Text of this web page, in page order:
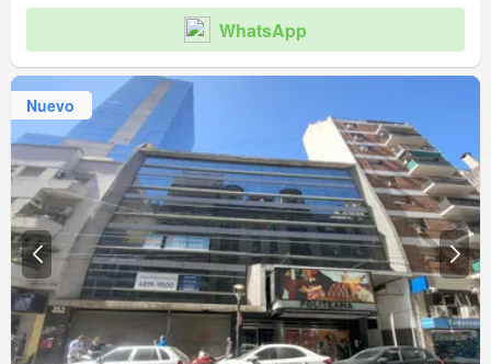
WhatsApp
Nuevo